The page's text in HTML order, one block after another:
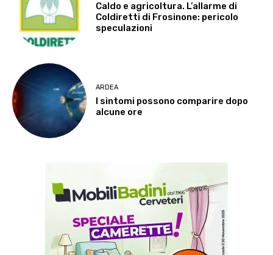
Caldo e agricoltura. L’allarme di
Coldiretti di Frosinone: pericolo
speculazioni
ARDEA
I sintomi possono comparire dopo
alcune ore